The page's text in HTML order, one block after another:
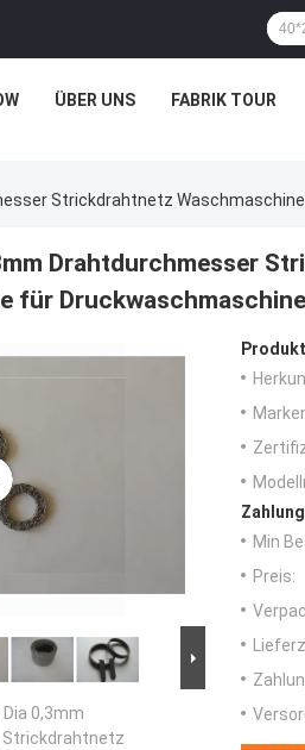
ÜBER UNS FABRIK TOUR
Strickdrahtnetz
Drahtdurchmesser
für
0,3mm
Min
Preis: